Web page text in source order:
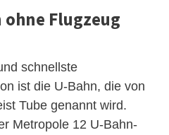
Flugzeug
schnellste
ist die U-Bahn, die von
Tube genannt wird.
Metropole 12 U-Bahn-